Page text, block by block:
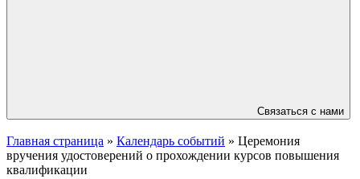
Связаться с нами
Главная страница » Календарь событий » Церемония
вручения удостоверений о прохождении курсов повышения
квалификации